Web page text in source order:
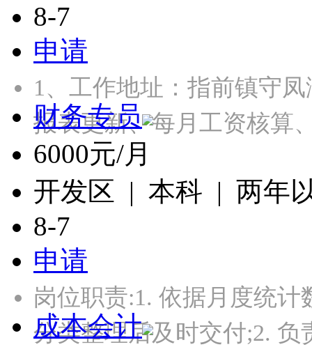
8-7
申请
1、工作地址：指前镇守
报表更新、每月工资核
财务专员
6000元/月
开发区 | 本科 | 两年
8-7
申请
岗位职责:1. 依据月度统
分类整理后及时交付;2.
成本会计